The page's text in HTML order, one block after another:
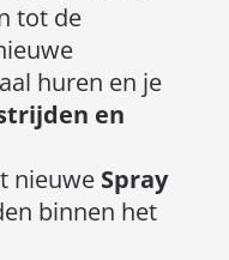
tot de
huren en je
en
nieuwe Spray
binnen het